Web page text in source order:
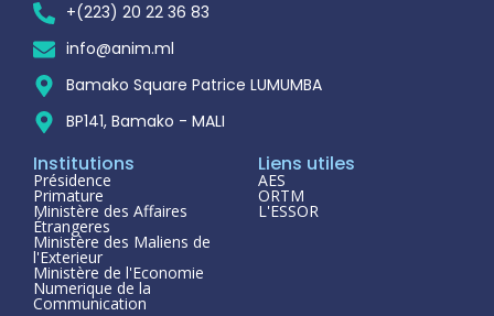
+(223) 20 22 36 83
info@anim.ml
Bamako Square Patrice LUMUMBA
BP141, Bamako - MALI
Institutions
Présidence
Primature
Ministère des Affaires
Étrangeres
Ministère des Maliens de
l'Exterieur
Ministère de l'Economie
Numerique de la
Communication
Liens utiles
AES
ORTM
L'ESSOR